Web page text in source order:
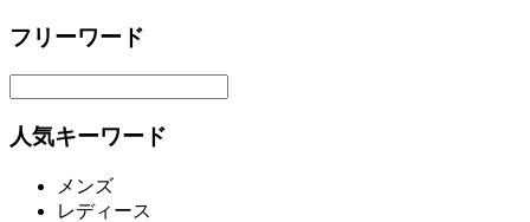
フリーワード
人気キーワード
メンズ
レディース